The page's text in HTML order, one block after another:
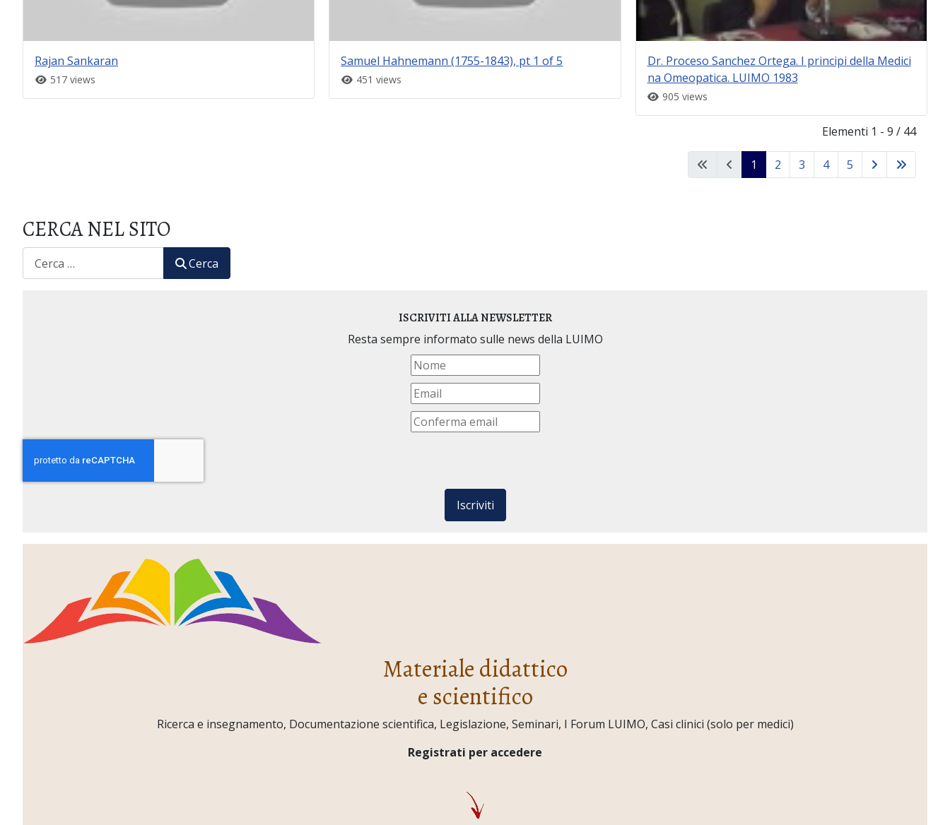
Rajan Sankaran
517 views
Samuel Hahnemann (1755-1843), pt 1 of 5
451 views
Dr. Proceso Sanchez Ortega. I principi della Medici
na Omeopatica. LUIMO 1983
905 views
Elementi 1 - 9 / 44
1 2 3 4 5
CERCA NEL SITO
Cerca
ISCRIVITI ALLA NEWSLETTER
Resta sempre informato sulle news della LUIMO
Iscriviti
Materiale didattico
e scientifico
Ricerca e insegnamento, Documentazione scientifica, Legislazione, Seminari, I Forum LUIMO, Casi clinici (solo per medici)
Registrati per accedere